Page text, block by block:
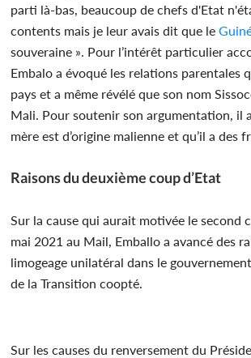
parti là-bas, beaucoup de chefs d'Etat
contents mais je leur avais dit que le
souveraine ». Pour l’intérêt particulier
Embalo a évoqué les relations parentales
pays et a même révélé que son nom
Mali. Pour soutenir son argumentation, il
mère est d’origine malienne et qu’il a des
Raisons du deuxième coup d’Etat
Sur la cause qui aurait motivée le second
mai 2021 au Mail, Emballo a avancé des
limogeage unilatéral dans le
de la Transition coopté.
Sur les causes du renversement du